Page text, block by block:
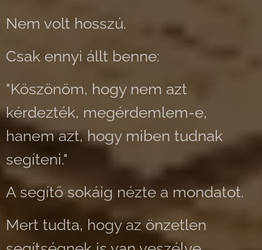
Nem volt hosszú.
Csak ennyi állt benne:
"Köszönöm, hogy nem azt
kérdezték, megérdemlem-e,
hanem azt, hogy miben tudnak
segíteni."
A segítő sokáig nézte a mondatot.
Mert tudta, hogy az önzetlen